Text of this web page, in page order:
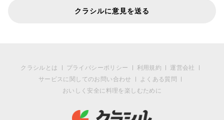
クラシルに意見を送る
クラシルとは プライバシーポリシー 利用規約
運営会社
サービスに関してのお問い合わせ
よくある質問
おいしく安全に料理を楽しむために